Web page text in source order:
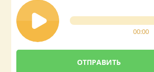
от Владимира Владимировича
00:00